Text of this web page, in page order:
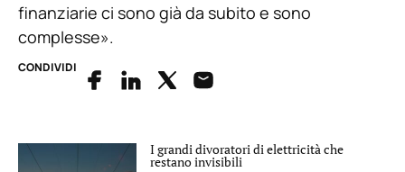
finanziarie ci sono già da subito e sono
complesse».
CONDIVIDI
I grandi divoratori di elettricità che
restano invisibili